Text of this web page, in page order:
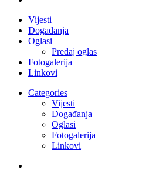
Vijesti
Događanja
Oglasi
Predaj oglas
Fotogalerija
Linkovi
Categories
Vijesti
Događanja
Oglasi
Fotogalerija
Linkovi